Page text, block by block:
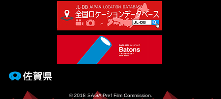
© 2018 SAGA Pref Film Commission.